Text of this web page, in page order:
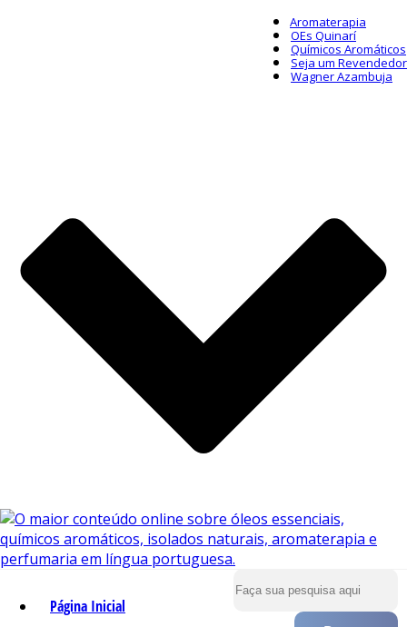
Aromaterapia
OEs Quinarí
Químicos Aromáticos
Seja um Revendedor
Wagner Azambuja
Página Inicial